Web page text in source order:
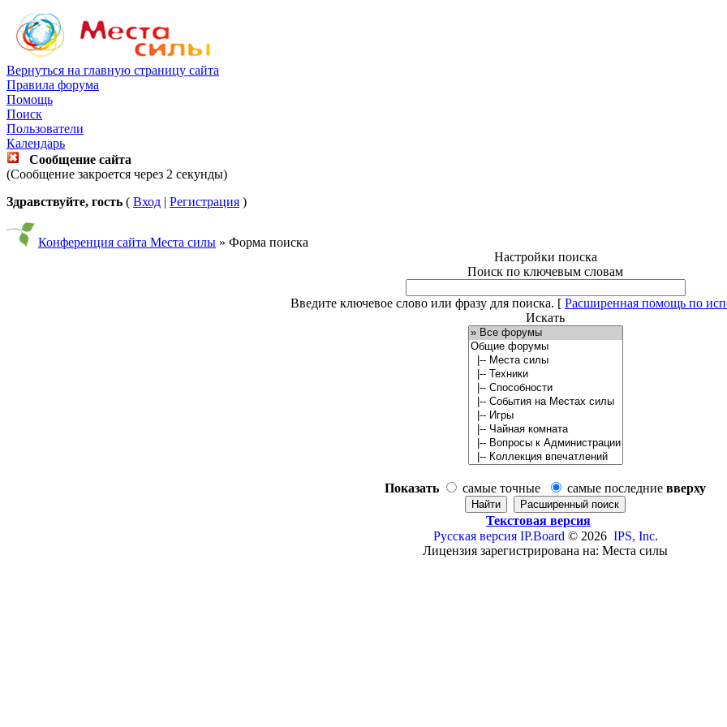
Вернуться на главную страницу сайта
Правила форума
Помощь
Поиск
Пользователи
Календарь
Сообщение сайта
(Сообщение закроется через 2 секунды)
Здравствуйте, гость ( Вход | Регистрация )
Конференция сайта Места силы » Форма поиска
Настройки поиска
Поиск по ключевым словам
Введите ключевое слово или фразу для поиска. [ Расширенная помощь по
Искать
Показать самые точные самые последние вверху
Текстовая версия
Русская версия IP.Board © 2026 IPS, Inc.
Лицензия зарегистрирована на: Места силы